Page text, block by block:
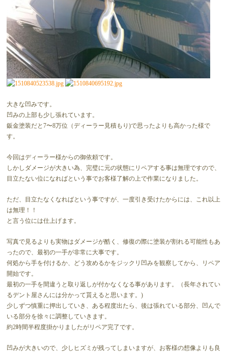
大きな凹みです。
凹みの上部も少し張れています。
鈑金塗装だと7〜8万位（ディーラー見積もり)で思ったよりも高かった様で
す。
今回はディーラー様からの御依頼です。
しかしダメージが大きい為、完璧に元の状態にリペアする事は無理ですので、
目立たない位になればという事でお客様了解の上で作業になりました。
ただ、目立たなくなればという事ですが、一度引き受けたからには、これ以上
は無理！！
と言う位には仕上げます。
写真で見るよりも実物はダメージが酷く、修復の際に塗装が割れる可能性もあ
ったので、最初の一手が非常に大事です。
何処から手を付けるか、どう攻めるかをジックリ凹みを観察してから、リペア
開始です。
最初の一手を間違うと取り返しが付かなくなる事があります。（長年されてい
るデント屋さんには分かって貰えると思います。)
少しずつ慎重に押出していき、ある程度出たら、後は張れている部分、凹んで
いる部分を徐々に調整していきます。
約2時間半程度掛かりましたがリペア完了です。
凹みが大きいので、少しヒズミが残ってしまいますが、お客様の想像よりも良